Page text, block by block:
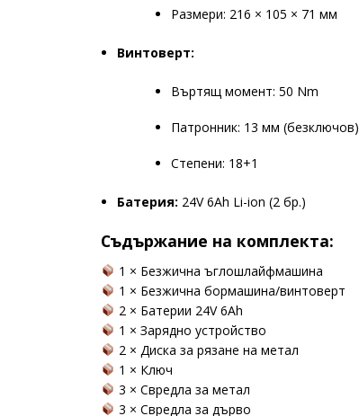
Размери: 216 × 105 × 71 мм
Винтоверт:
Въртящ момент: 50 Nm
Патронник: 13 мм (безключов)
Степени: 18+1
Батерия: 24V 6Ah Li-ion (2 бр.)
Съдържание на комплекта:
1 × Безжична ъглошлайфмашина
1 × Безжична бормашина/винтоверт
2 × Батерии 24V 6Ah
1 × Зарядно устройство
2 × Диска за рязане на метал
1 × Ключ
3 × Свредла за метал
3 × Свредла за дърво